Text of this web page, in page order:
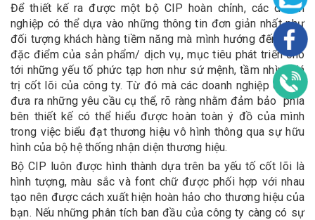
Để thiết kế ra được một bộ CIP hoàn chỉnh, các doanh
nghiệp có thể dựa vào những thông tin đơn giản nhất như
đối tượng khách hàng tiềm năng mà mình hướng đến là ai,
đặc điểm của sản phẩm/ dịch vụ, mục tiêu phát triển cho
tới những yếu tố phức tạp hơn như sứ mệnh, tầm nhìn, giá
trị cốt lõi của công ty. Từ đó mà các doanh nghiệp có thể
đưa ra những yêu cầu cụ thể, rõ ràng nhằm đảm bảo phía
bên thiết kế có thể hiểu được hoàn toàn ý đồ của mình
trong việc biểu đạt thương hiệu vô hình thông qua sự hữu
hình của bộ hệ thống nhận diện thương hiệu.
Bộ CIP luôn được hình thành dựa trên ba yếu tố cốt lõi là
hình tượng, màu sắc và font chữ được phối hợp với nhau
tạo nên được cách xuất hiện hoàn hảo cho thương hiệu của
bạn. Nếu những phân tích ban đầu của công ty càng có sự